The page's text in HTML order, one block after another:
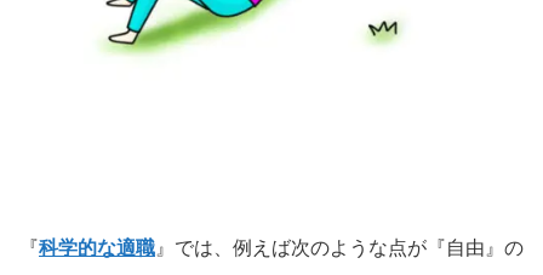
『科学的な適職 』では、例えば次のような点が『自由』の